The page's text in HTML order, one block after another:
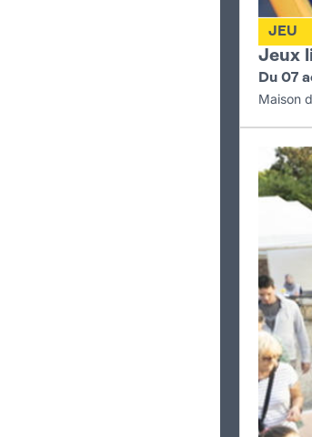
Jeux
JEU
Du 07
Maison